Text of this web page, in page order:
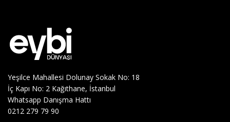
Yeşilce Mahallesi Dolunay Sokak No: 18
İç Kapı No: 2 Kağıthane, İstanbul
Whatsapp Danışma Hattı
0212 279 79 90